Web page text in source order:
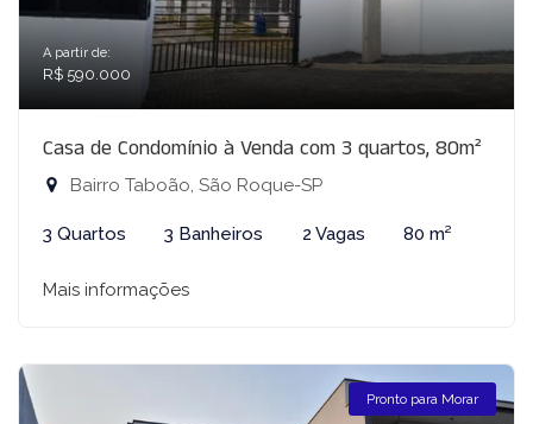
A partir de:
R$ 590.000
Casa de Condomínio à Venda com 3 quartos, 80m²
Bairro Taboão, São Roque-SP
3 Quartos 3 Banheiros 2 Vagas 80 m²
Mais informações
Pronto para Morar